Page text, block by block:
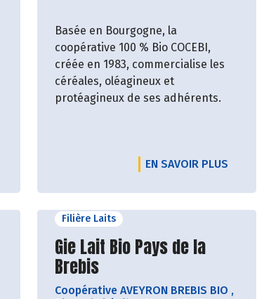
Basée en Bourgogne, la
coopérative 100 % Bio COCEBI,
créée en 1983, commercialise les
céréales, oléagineux et
protéagineux de ses adhérents.
EN SAVOIR PLUS
Filière Laits
Découvrir le producteur
Gie Lait Bio Pays de la
Brebis
Coopérative AVEYRON BREBIS BIO ,